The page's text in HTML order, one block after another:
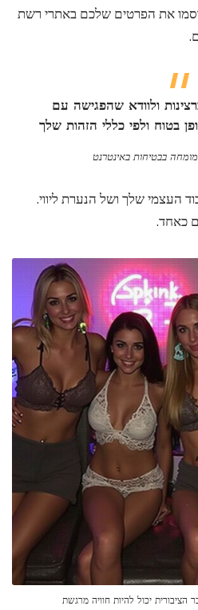
את הפרטים שלכם באתרי רשת
ולוודא שהפגישה עם
בטוח ולפי כללי הזהות שלך
בבטיחות באינטרנט
העצמי שלך ושל הנערת ליווי.
כאחד.
הציבורית יכול להיות חוויה מרגשת